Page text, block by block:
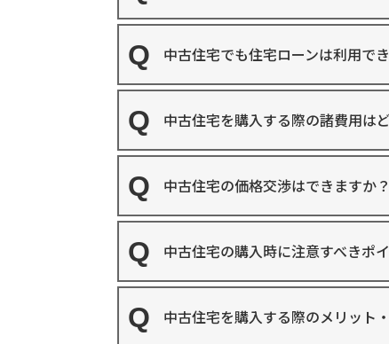
中古住宅でも住宅ローンは利用で
中古住宅を購入する際の諸費用は
中古住宅の価格交渉はできますか？
中古住宅の購入時に注意すべきポ
中古住宅を購入する際のメリット